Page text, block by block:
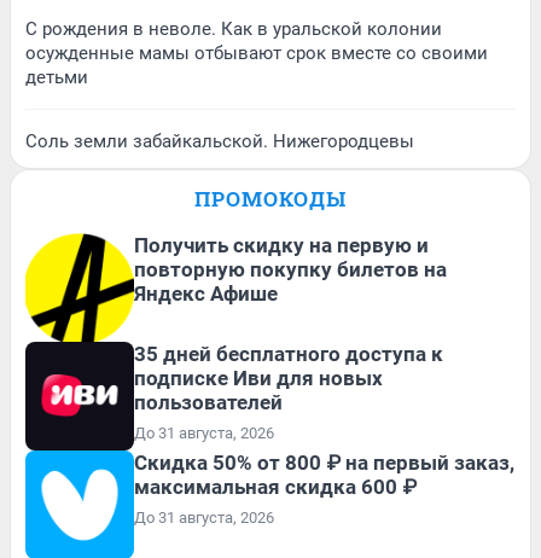
С рождения в неволе. Как в уральской колонии
осужденные мамы отбывают срок вместе со своими
детьми
Соль земли забайкальской. Нижегородцевы
ПРОМОКОДЫ
Получить скидку на первую и
повторную покупку билетов на
Яндекс Афише
35 дней бесплатного доступа к
подписке Иви для новых
пользователей
До 31 августа, 2026
Скидка 50% от 800 ₽ на первый заказ,
максимальная скидка 600 ₽
До 31 августа, 2026